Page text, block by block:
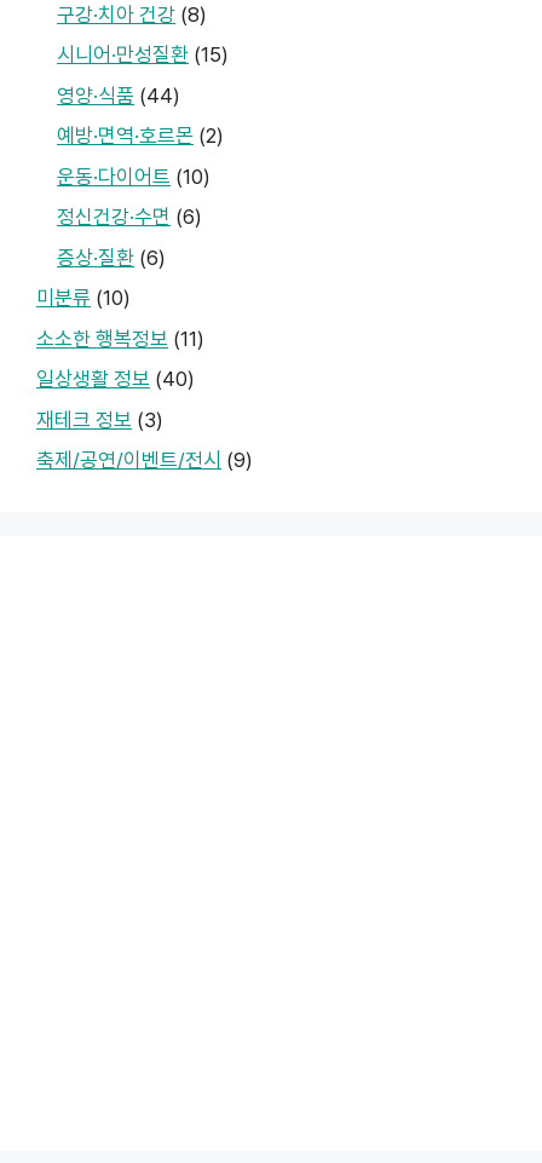
구강·치아 건강 (8)
시니어·만성질환 (15)
영양·식품 (44)
예방·면역·호르몬 (2)
운동·다이어트 (10)
정신건강·수면 (6)
증상·질환 (6)
미분류 (10)
소소한 행복정보 (11)
일상생활 정보 (40)
재테크 정보 (3)
축제/공연/이벤트/전시 (9)